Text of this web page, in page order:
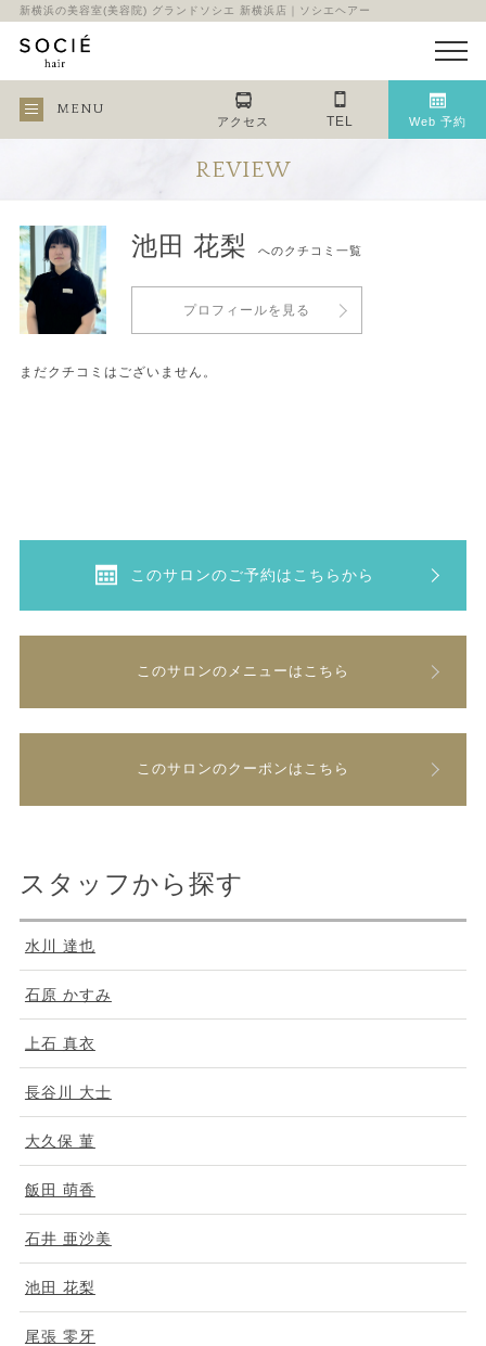
新横浜の美容室(美容院) グランドソシエ 新横浜店｜ソシエヘアー
MENU
アクセス TEL Web 予約
REVIEW
スタッフから探す
水川 達也
石原 かすみ
上石 真衣
長谷川 大士
大久保 菫
飯田 萌香
石井 亜沙美
池田 花梨
尾張 零牙
池田 花梨 へのクチコミ一覧
プロフィールを見る
まだクチコミはございません。
このサロンのご予約はこちらから
このサロンのメニューはこちら
このサロンのクーポンはこちら